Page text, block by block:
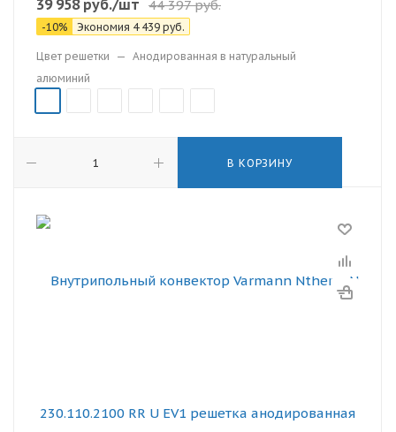
39 958руб./шт 44 397руб.
-10% Экономия 4 439 руб.
Цвет решетки — Анодированная в натуральный
алюминий
В КОРЗИНУ